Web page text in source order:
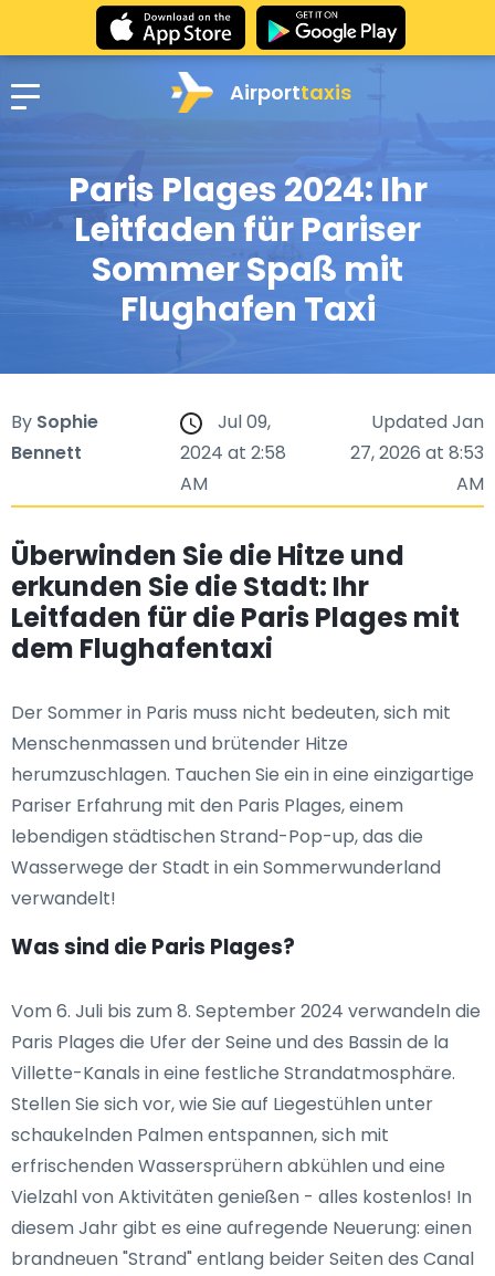
Airporttaxis
Paris Plages 2024: Ihr
Leitfaden für Pariser
Sommer Spaß mit
Flughafen Taxi
By Sophie
Bennett
Jul 09,
2024 at 2:58
AM
Updated Jan
27, 2026 at 8:53
AM
Überwinden Sie die Hitze und
erkunden Sie die Stadt: Ihr
Leitfaden für die Paris Plages mit
dem Flughafentaxi
Der Sommer in Paris muss nicht bedeuten, sich mit
Menschenmassen und brütender Hitze
herumzuschlagen. Tauchen Sie ein in eine einzigartige
Pariser Erfahrung mit den Paris Plages, einem
lebendigen städtischen Strand-Pop-up, das die
Wasserwege der Stadt in ein Sommerwunderland
verwandelt!
Was sind die Paris Plages?
Vom 6. Juli bis zum 8. September 2024 verwandeln die
Paris Plages die Ufer der Seine und des Bassin de la
Villette-Kanals in eine festliche Strandatmosphäre.
Stellen Sie sich vor, wie Sie auf Liegestühlen unter
schaukelnden Palmen entspannen, sich mit
erfrischenden Wassersprühern abkühlen und eine
Vielzahl von Aktivitäten genießen - alles kostenlos! In
diesem Jahr gibt es eine aufregende Neuerung: einen
brandneuen "Strand" entlang beider Seiten des Canal